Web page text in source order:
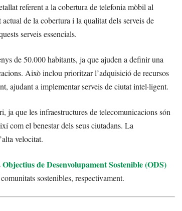
referent a la cobertura de telefonia mòbil al
de la cobertura i la qualitat dels serveis de
serveis essencials.
de 50.000 habitants, ja que ajuden a definir una
Això inclou prioritzar l’adquisició de recursos
ajudant a implementar serveis de ciutat intel·ligent.
ja que les infraestructures de telecomunicacions són
com el benestar dels seus ciutadans. La
velocitat.
Objectius de Desenvolupament Sostenible (ODS)
sostenibles, respectivament.